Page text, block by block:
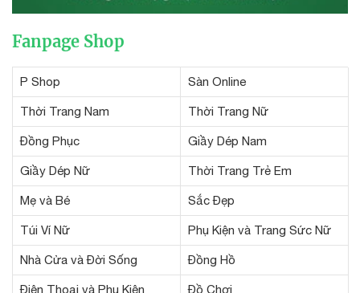
Fanpage Shop
P Shop Sàn Online
Thời Trang Nam Thời Trang Nữ
Đồng Phục Giầy Dép Nam
Giầy Dép Nữ Thời Trang Trẻ Em
Mẹ và Bé Sắc Đẹp
Túi Ví Nữ Phụ Kiện và Trang Sức Nữ
Nhà Cửa và Đời Sống Đồng Hồ
Điện Thoại và Phụ Kiện Đồ Chơi